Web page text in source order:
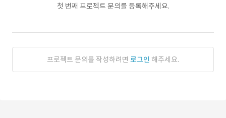
첫 번째 프로젝트 문의를 등록해주세요.
프로젝트 문의를 작성하려면 로그인 해주세요.